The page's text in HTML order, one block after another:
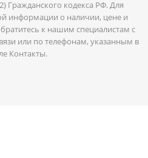
Гражданского кодекса РФ. Для
информации о наличии, цене и
к нашим специалистам с
или по телефонам, указанным в
Контакты.